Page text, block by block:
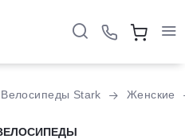
Велосипеды Stark Женские